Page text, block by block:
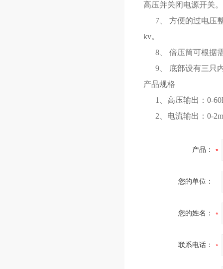
高压并关闭电源开关
7、 方便的过电压整
kv。
8、 倍压筒可根据
9、 底部设有三只
产品规格
1、高压输出：0-
2、电流输出：
产品：
您的单位：
您的姓名：
联系电话：